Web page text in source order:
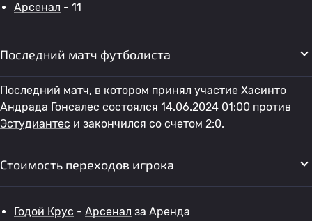
Арсенал - 11
Последний матч футболиста
Последний матч, в котором принял участие Хасинто
Андрада Гонсалес состоялся 14.06.2024 01:00 против
Эстудиантес и закончился со счетом 2:0.
Стоимость переходов игрока
Годой Крус - Арсенал за Аренда